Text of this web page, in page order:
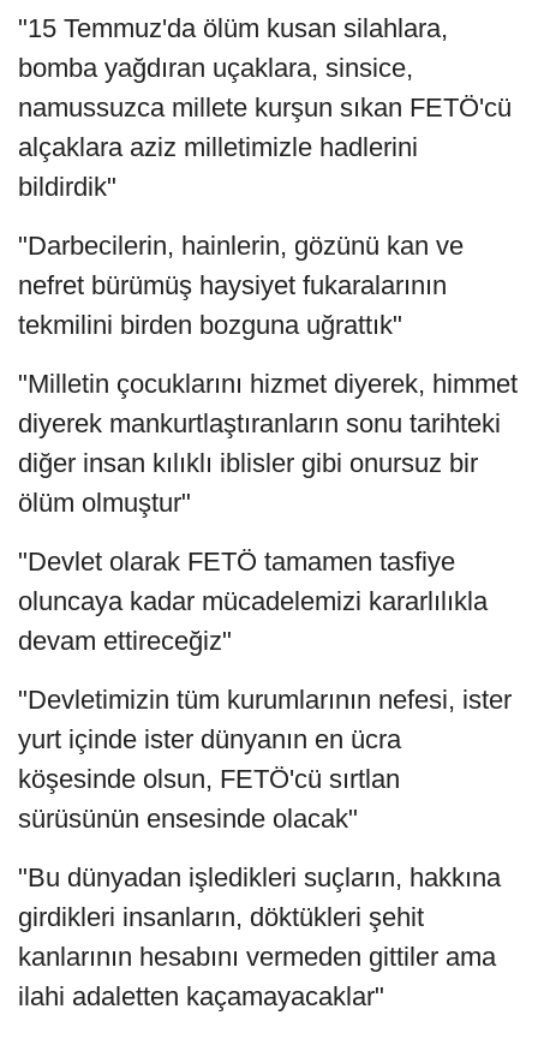
"15 Temmuz'da ölüm kusan silahlara,
bomba yağdıran uçaklara, sinsice,
namussuzca millete kurşun sıkan FETÖ'cü
alçaklara aziz milletimizle hadlerini
bildirdik"
"Darbecilerin, hainlerin, gözünü kan ve
nefret bürümüş haysiyet fukaralarının
tekmilini birden bozguna uğrattık"
"Milletin çocuklarını hizmet diyerek, himmet
diyerek mankurtlaştıranların sonu tarihteki
diğer insan kılıklı iblisler gibi onursuz bir
ölüm olmuştur"
"Devlet olarak FETÖ tamamen tasfiye
oluncaya kadar mücadelemizi kararlılıkla
devam ettireceğiz"
"Devletimizin tüm kurumlarının nefesi, ister
yurt içinde ister dünyanın en ücra
köşesinde olsun, FETÖ'cü sırtlan
sürüsünün ensesinde olacak"
"Bu dünyadan işledikleri suçların, hakkına
girdikleri insanların, döktükleri şehit
kanlarının hesabını vermeden gittiler ama
ilahi adaletten kaçamayacaklar"